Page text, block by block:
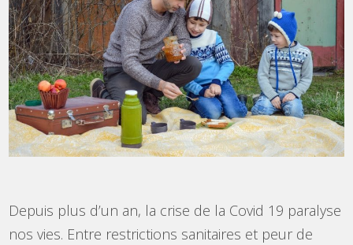
Depuis plus d’un an, la crise de la Covid 19 paralyse
nos vies. Entre restrictions sanitaires et peur de